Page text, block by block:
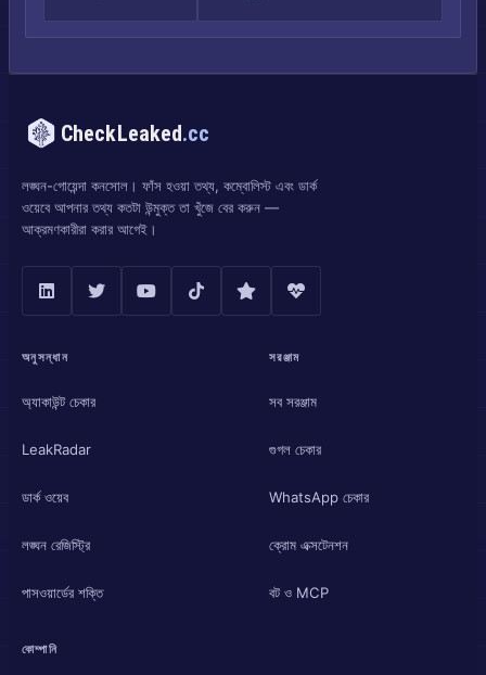
CheckLeaked.cc
লঙ্ঘন-গোয়েন্দা কনসোল। ফাঁস হওয়া তথ্য, কম্বোলিস্ট এবং ডার্ক
ওয়েবে আপনার তথ্য কতটা উন্মুক্ত তা খুঁজে বের করুন —
আক্রমণকারীরা করার আগেই।
অনুসন্ধান
অ্যাকাউন্ট চেকার
LeakRadar
ডার্ক ওয়েব
লঙ্ঘন রেজিস্ট্রি
পাসওয়ার্ডের শক্তি
সরঞ্জাম
সব সরঞ্জাম
গুগল চেকার
WhatsApp চেকার
ক্রোম এক্সটেনশন
বট ও MCP
কোম্পানি